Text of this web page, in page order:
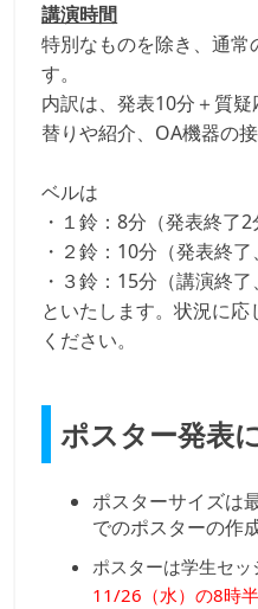
講演時間
特別なものを除き、通常
す。
内訳は、発表10分＋質
替りや紹介、OA機器の
ベルは
・１鈴：8分（発表終了2
・２鈴：10分（発表終了
・３鈴：15分（講演終了
といたします。状況に
ください。
ポスター発表
ポスターサイズは
でのポスターの作
ポスターは学生セッ
11/26（水）の8時